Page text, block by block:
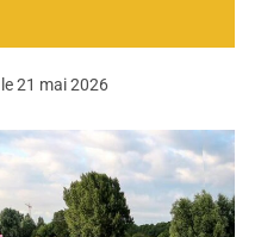
21 mai 2026